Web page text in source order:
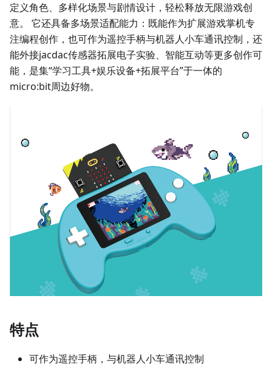
定义角色、多样化场景与剧情设计，轻松释放无限游戏创
意。 它还具备多场景适配能力：既能作为扩展游戏掌机专
注编程创作，也可作为遥控手柄与机器人小车通讯控制，还
能外接jacdac传感器拓展电子实验、智能互动等更多创作可
能，是集“学习工具+娱乐设备+拓展平台”于一体的
micro:bit周边好物。
特点
可作为遥控手柄，与机器人小车通讯控制